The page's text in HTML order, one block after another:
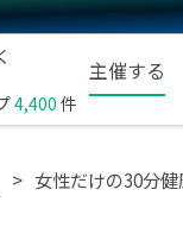
4,400 件
主催する
女性だけの30分